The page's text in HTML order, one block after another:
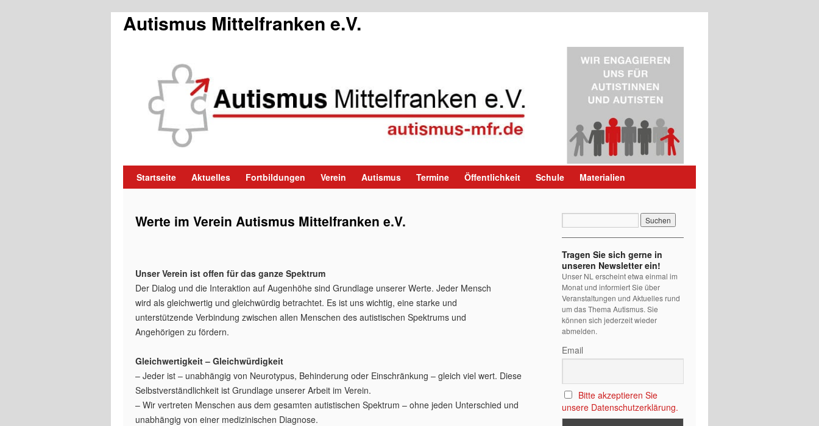
Autismus Mittelfranken e.V.
Zum
springen
Startseite Aktuelles Fortbildungen Verein Autismus Termine Öffentlichkeit Schule Materialien
Werte im Verein Autismus Mittelfranken e.V.
Unser Verein ist offen für das ganze Spektrum
Der Dialog und die Interaktion auf Augenhöhe sind Grundlage unserer Werte. Jeder Mensch
wird als gleichwertig und gleichwürdig betrachtet. Es ist uns wichtig, eine starke und
unterstützende Verbindung zwischen allen Menschen des autistischen Spektrums und
Angehörigen zu fördern.
Gleichwertigkeit – Gleichwürdigkeit
– Jeder ist – unabhängig von Neurotypus, Behinderung oder Einschränkung – gleich viel wert. Diese
Selbstverständlichkeit ist Grundlage unserer Arbeit im Verein.
– Wir vertreten Menschen aus dem gesamten autistischen Spektrum – ohne jeden Unterschied und
unabhängig von einer medizinischen Diagnose.
Tragen Sie sich gerne in
unseren Newsletter ein!
Unser NL erscheint etwa einmal im
Monat und informiert Sie über
Veranstaltungen und Aktuelles rund
um das Thema Autismus. Sie
können sich jederzeit wieder
abmelden.
Email
Bitte akzeptieren Sie
unsere Datenschutzerklärung.